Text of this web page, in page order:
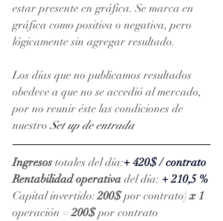
estar presente en gráfica. Se marca en
gráfica como positiva o negativa, pero
lógicamente sin agregar resultado.
Los días que no publicamos resultados
obedece a que no se accedió al mercado,
por no reunir éste las condiciones de
nuestro Set up de entrada
Ingresos totales del día:+ 420$ / contrato
Rentabilidad operativa del día: + 210,5 %
Capital invertido: 200$ por contrato) x 1
operación = 200$ por contrato